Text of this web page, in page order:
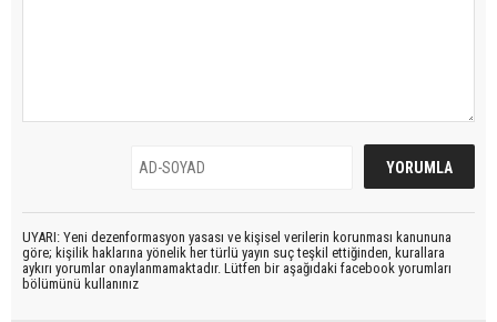
UYARI: Yeni dezenformasyon yasası ve kişisel verilerin korunması kanununa
göre; kişilik haklarına yönelik her türlü yayın suç teşkil ettiğinden, kurallara
aykırı yorumlar onaylanmamaktadır. Lütfen bir aşağıdaki facebook yorumları
bölümünü kullanınız